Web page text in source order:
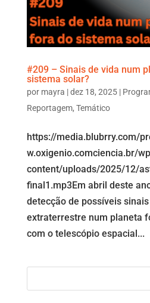
#209 – Sinais de vida num
sistema solar?
por mayra |dez 18, 2025|
Reportagem, Temático
https://media.blubrry.com/
w.oxigenio.comciencia.br/
content/uploads/2025/12/
final1.mp3Em abril deste
detecção de possíveis
extraterrestre num planeta
com o telescópio espacial...